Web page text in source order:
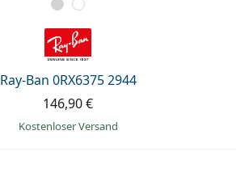
Ray-Ban 0RX6375 2944
146,90 €
Kostenloser Versand